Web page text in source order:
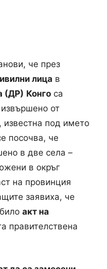
че през
лица в
(ДР) Конго са
от
известна под името
посочва, че
в две села –
в окръг
на провинция
заявиха, че
акт на
правителствена